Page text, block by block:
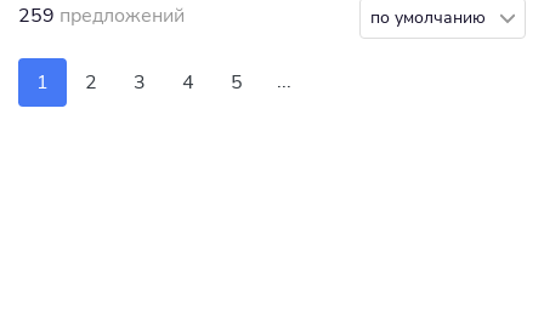
259 предложений по умолчанию
1 2 3 4 5 ...